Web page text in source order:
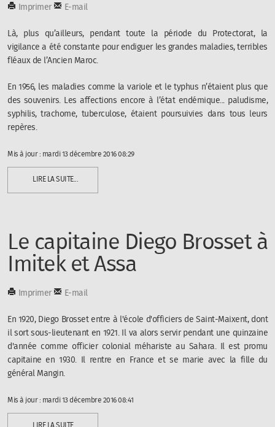
Imprimer
E-mail
Là, plus qu’ailleurs, pendant toute la période du Protectorat, la
vigilance a été constante pour endiguer les grandes maladies, terribles
fléaux de l’Ancien Maroc.
En 1956, les maladies comme la variole et le typhus n’étaient plus que
des souvenirs. Les affections encore à l’état endémique... paludisme,
syphilis, trachome, tuberculose, étaient poursuivies dans tous leurs
repères.
Mis à jour : mardi 13 décembre 2016 08:29
LIRE LA SUITE...
Le capitaine Diego Brosset à
Imitek et Assa
Imprimer
E-mail
En 1920, Diego Brosset entre à l'école d'officiers de Saint-Maixent, dont
il sort sous-lieutenant en 1921. Il va alors servir pendant une quinzaine
d'année comme officier colonial méhariste au Sahara. Il est promu
capitaine en 1930. Il rentre en France et se marie avec la fille du
général Mangin.
Mis à jour : mardi 13 décembre 2016 08:41